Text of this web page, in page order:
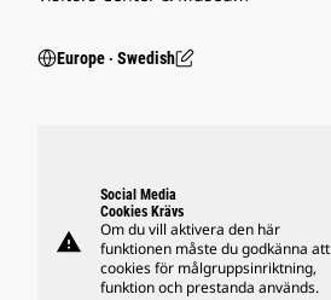
Europe ‧ Swedish
warning
Social Media
Cookies Krävs
Om du vill aktivera den här
funktionen måste du godkänna att
cookies för målgruppsinriktning,
funktion och prestanda används.